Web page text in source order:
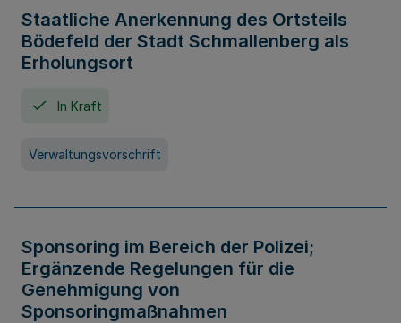
Staatliche Anerkennung des Ortsteils
Bödefeld der Stadt Schmallenberg als
Erholungsort
In Kraft
Verwaltungsvorschrift
Sponsoring im Bereich der Polizei;
Ergänzende Regelungen für die
Genehmigung von
Sponsoringmaßnahmen